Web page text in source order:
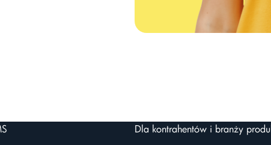
Dla kontrahentów i branży